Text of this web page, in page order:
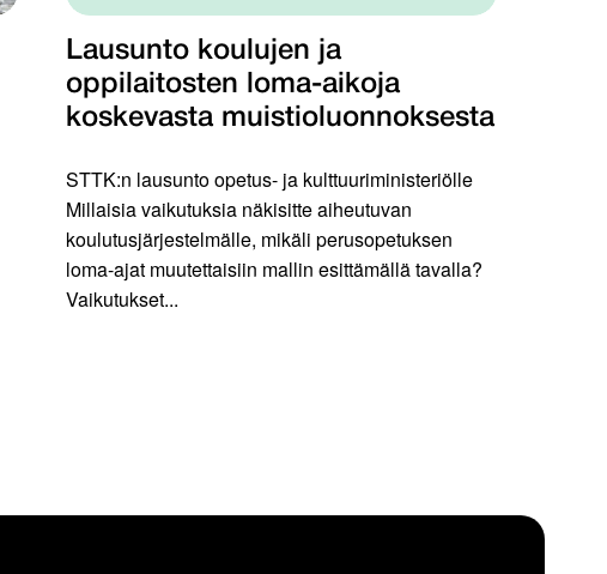
Lausunto koulujen ja
oppilaitosten loma-aikoja
koskevasta muistioluonnoksesta
STTK:n lausunto opetus- ja kulttuuriministeriölle
Millaisia vaikutuksia näkisitte aiheutuvan
koulutusjärjestelmälle, mikäli perusopetuksen
loma-ajat muutettaisiin mallin esittämällä tavalla?
Vaikutukset...